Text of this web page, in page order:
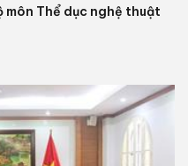
Thể dục nghệ thuật